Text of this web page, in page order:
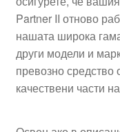
Partner II отново
нашата широка
други модели и
превозно средство
качествени части